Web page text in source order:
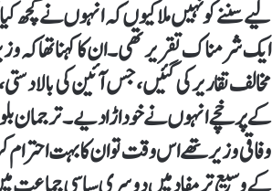
لیے سننے کو نہیں ملا کیوں کہ انہوں نے کچھ
ایک شرمناک تقریر تھی۔ ان کا کہنا تھا کہ
مخالف تقاریر کی گئیں، جس آئین کی
کے پرخچے انہوں نے خود اڑا دیے۔
وفاقی وزیر تھے اس وقت تو ان کا بہت